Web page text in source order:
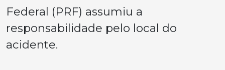
Federal (PRF) assumiu a
responsabilidade pelo local do
acidente.